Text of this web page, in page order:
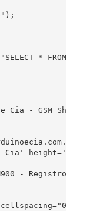
* FROM
Cia - GSM Shield</
'
Cia' height='69px; '
- Registro de